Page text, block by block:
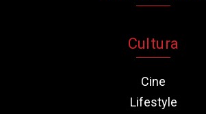
Cultura
Cine
Lifestyle